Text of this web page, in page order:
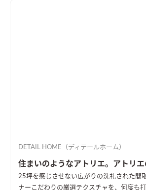
DETAIL HOME（ディテールホーム）
住まいのようなアトリエ。アトリ
25坪を感じさせない広がりの洗礼された間
ナーこだわりの厳選テクスチャを、何度も